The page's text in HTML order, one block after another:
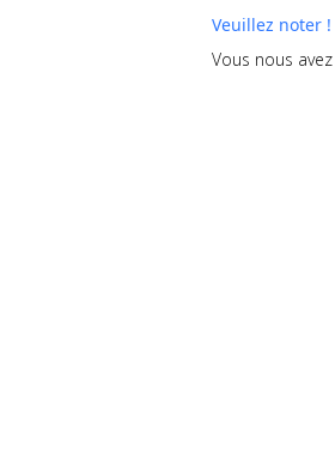
Veuillez noter !
Vous nous